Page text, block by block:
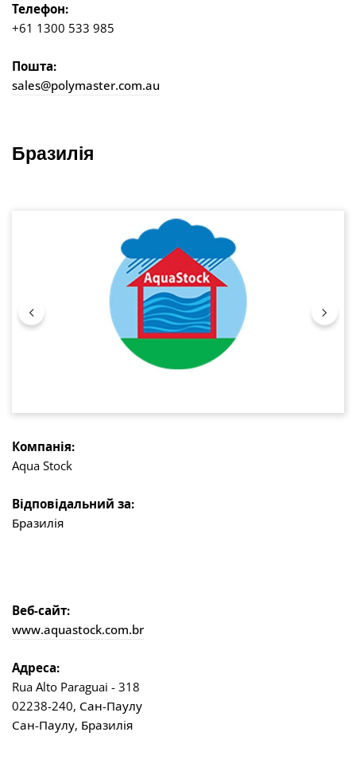
Телефон:
+61 1300 533 985
Пошта:
sales@polymaster.com.au
Бразилія
Пропустити галерею зображень
Компанія:
Aqua Stock
Відповідальний за:
Бразилія
Веб-сайт:
www.aquastock.com.br
Адреса:
Rua Alto Paraguai - 318
02238-240, Сан-Паулу
Сан-Паулу, Бразилія